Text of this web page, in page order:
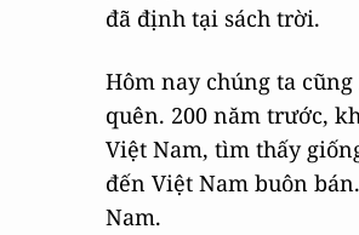
đã định tại sách trời.
Hôm nay chúng ta
quên. 200 năm trước,
Việt Nam, tìm thấy
đến Việt Nam buôn
Nam.